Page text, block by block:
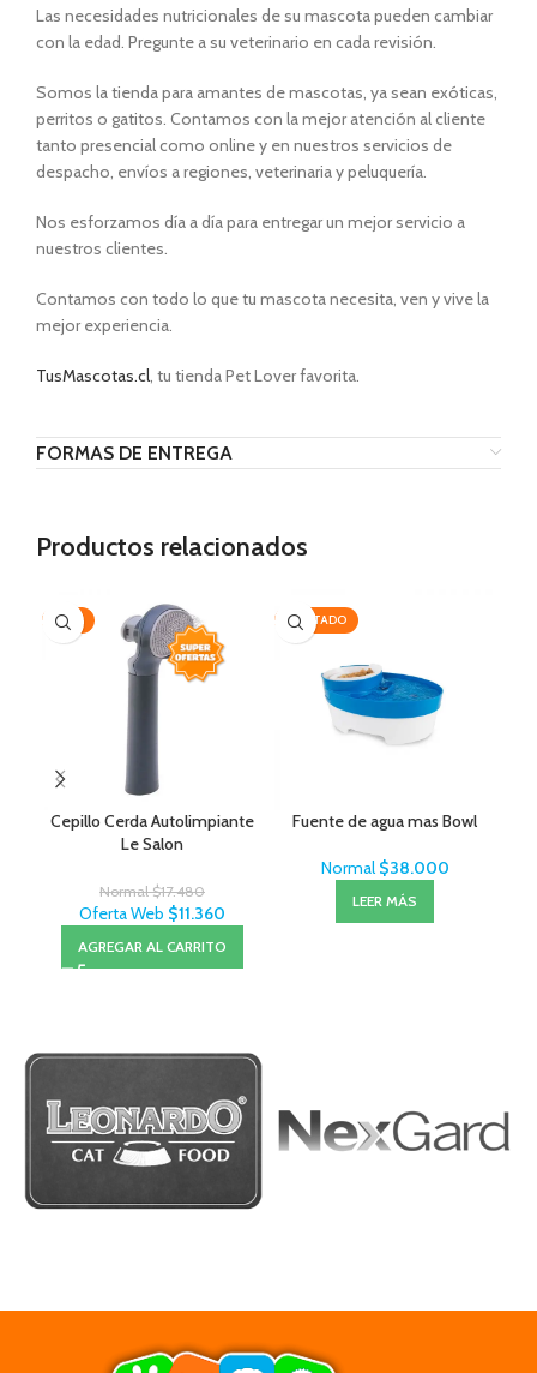
Las necesidades nutricionales de su mascota pueden cambiar
con la edad. Pregunte a su veterinario en cada revisión.
Somos la tienda para amantes de mascotas, ya sean exóticas,
perritos o gatitos. Contamos con la mejor atención al cliente
tanto presencial como online y en nuestros servicios de
despacho, envíos a regiones, veterinaria y peluquería.
Nos esforzamos día a día para entregar un mejor servicio a
nuestros clientes.
Contamos con todo lo que tu mascota necesita, ven y vive la
mejor experiencia.
TusMascotas.cl, tu tienda Pet Lover favorita.
FORMAS DE ENTREGA
Productos relacionados
-35%
Cepillo Cerda Autolimpiante
Le Salon
Normal$17.480
Oferta Web $11.360
AGREGAR AL CARRITO
AGOTADO
Fuente de agua mas Bowl
Normal $38.000
LEER MÁS